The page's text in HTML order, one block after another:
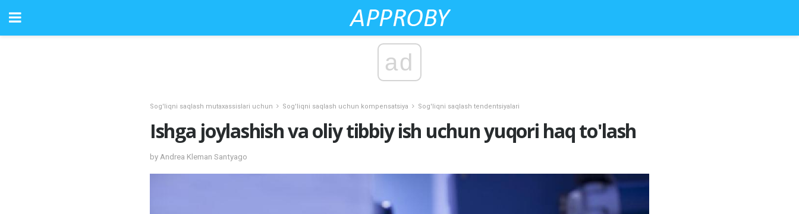
ad
Sog'liqni saqlash mutaxassislari uchun Sog'liqni saqlash uchun kompensatsiya Sog'liqni saqlash tendentsiyalari
Ishga joylashish va oliy tibbiy ish uchun yuqori haq to'lash
by Andrea Kleman Santyago